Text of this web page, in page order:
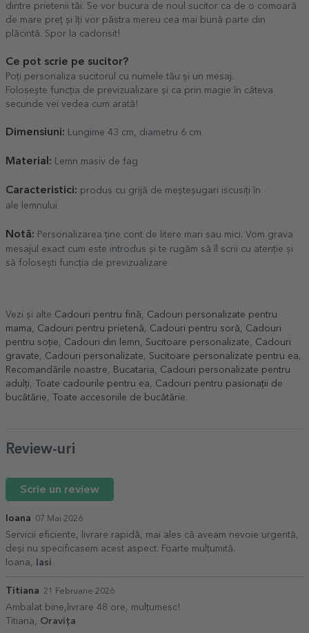
dintre prietenii tăi. Se vor bucura de noul sucitor ca de o comoară
de mare preț și îți vor păstra mereu cea mai bună parte din
plăcintă. Spor la cadorisit!
Ce pot scrie pe sucitor?
Poți personaliza sucitorul cu numele tău și un mesaj.
Folosește funcția de previzualizare și ca prin magie în câteva
secunde vei vedea cum arată!
Dimensiuni: Lungime 43 cm, diametru 6 cm
Material: Lemn masiv de fag
Caracteristici: produs cu grijă de meșteșugari iscusiți în
ale lemnului
Notă: Personalizarea ține cont de litere mari sau mici. Vom grava
mesajul exact cum este introdus și te rugăm să îl scrii cu atenție și
să folosești funcția de previzualizare
Vezi și alte Cadouri pentru fină
Cadouri personalizate pentru
mama
Cadouri pentru prietenă Cadouri pentru soră
Cadouri
pentru soție
Cadouri din lemn Sucitoare personalizate
Cadouri
gravate
Cadouri personalizate Sucitoare personalizate pentru ea
Recomandările noastre
Bucataria
Cadouri personalizate pentru
adulți
Toate cadourile pentru ea
Cadouri pentru pasionații de
bucătărie
Toate accesoriile de bucătărie.
Review-uri
Scrie un review
Ioana 07 Mai 2026
Servicii eficiente, livrare rapidă, mai ales că aveam nevoie urgentă,
deși nu specificasem acest aspect. Foarte mulțumită.
Ioana,
Iasi
Titiana 21 Februarie 2026
Ambalat bine,livrare 48 ore, mulțumesc!
Titiana, Oravița